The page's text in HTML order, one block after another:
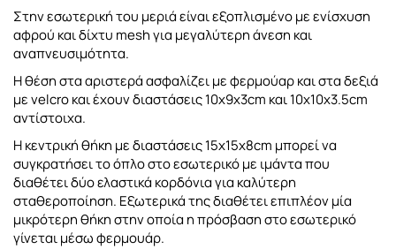
Στην εσωτερική του μεριά είναι εξοπλισμένο με ενίσχυση
αφρού και δίχτυ mesh για μεγαλύτερη άνεση και
αναπνευσιμότητα.
Η θέση στα αριστερά ασφαλίζει με φερμούαρ και στα δεξιά
με velcro και έχουν διαστάσεις 10x9x3cm και 10x10x3.5cm
αντίστοιχα.
Η κεντρική θήκη με διαστάσεις 15x15x8cm μπορεί να
συγκρατήσει το όπλο στο εσωτερικό με ιμάντα που
διαθέτει δύο ελαστικά κορδόνια για καλύτερη
σταθεροποίηση. Εξωτερικά της διαθέτει επιπλέον μία
μικρότερη θήκη στην οποία η πρόσβαση στο εσωτερικό
γίνεται μέσω φερμουάρ.